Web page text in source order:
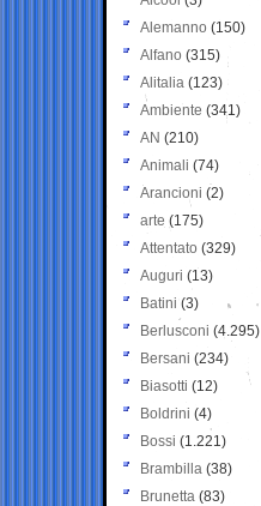
Alemanno (150)
Alfano (315)
Alitalia (123)
Ambiente (341)
AN (210)
Animali (74)
Arancioni (2)
arte (175)
Attentato (329)
Auguri (13)
Batini (3)
Berlusconi (4.295)
Bersani (234)
Biasotti (12)
Boldrini (4)
Bossi (1.221)
Brambilla (38)
Brunetta (83)